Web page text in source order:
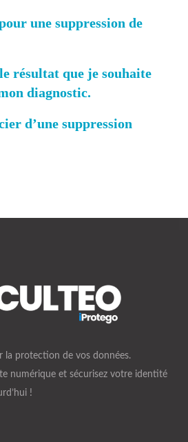
une suppression de
résultat que je souhaite
diagnostic.
d’une suppression
la protection de vos données.
numérique et sécurisez votre identité
!